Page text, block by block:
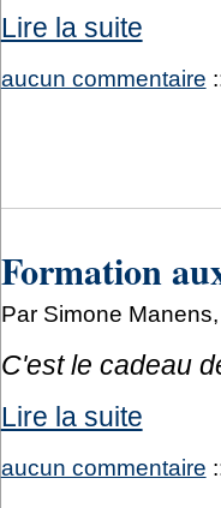
Lire la suite
aucun commentaire
Formation
Par Simone
C'est le cadeau
Lire la suite
aucun commentaire